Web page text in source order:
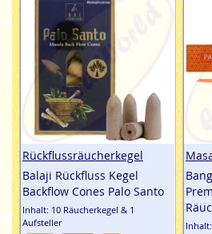
Rückflussräucherkegel
Balaji Rückfluss Kegel
Backflow Cones Palo Santo
Inhalt: 10 Räucherkegel & 1
Aufsteller